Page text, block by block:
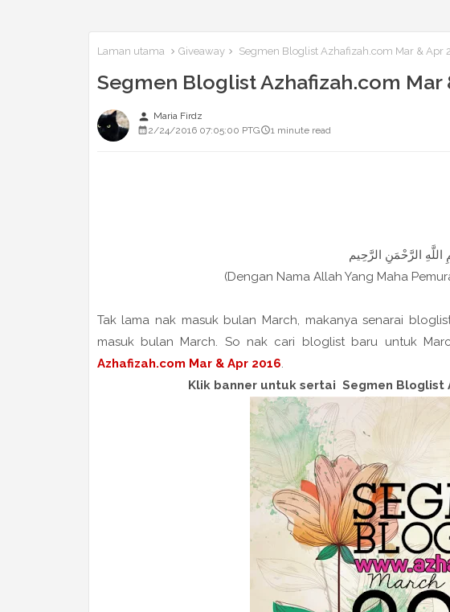
Laman utama Giveaway Segmen Bloglist Azhafizah.com Mar & Apr
Segmen Bloglist Azhafizah.com Mar
person Maria Firdz
2/24/2016 07:05:00 PTG
1 minute read
(Dengan Nama Allah Yang Maha
Tak lama nak masuk bulan March, makanya senarai
masuk bulan March. So nak cari bloglist baru untuk
Azhafizah.com Mar & Apr 2016.
Klik banner untuk sertai Segmen Bloglist